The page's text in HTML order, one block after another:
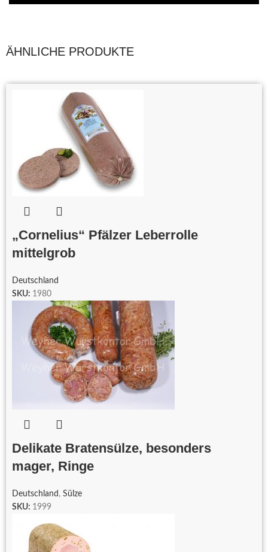
ÄHNLICHE PRODUKTE
„Cornelius“ Pfälzer Leberrolle
mittelgrob
Deutschland
SKU: 1980
Delikate Bratensülze, besonders
mager, Ringe
Deutschland , Sülze
SKU: 1999